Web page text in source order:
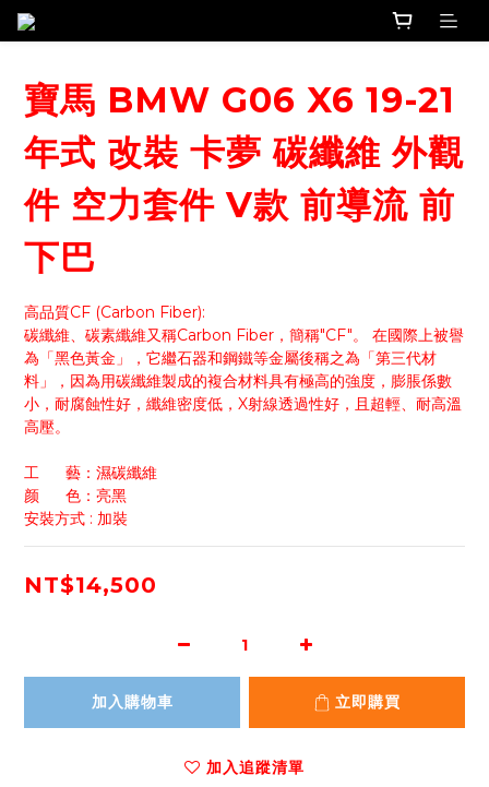
寶馬 BMW G06 X6 19-21
年式 改裝 卡夢 碳纖維 外觀
件 空力套件 V款 前導流 前
下巴
高品質CF (Carbon Fiber):
碳纖維、碳素纖維又稱Carbon Fiber，簡稱"CF"。 在國際上被譽
為「黑色黃金」，它繼石器和鋼鐵等金屬後稱之為「第三代材
料」，因為用碳纖維製成的複合材料具有極高的強度，膨脹係數
小，耐腐蝕性好，纖維密度低，X射線透過性好，且超輕、耐高溫
高壓。
工      藝：濕碳纖維
颜      色：亮黑
安裝方式 : 加裝
NT$14,500
加入購物車 立即購買
加入追蹤清單